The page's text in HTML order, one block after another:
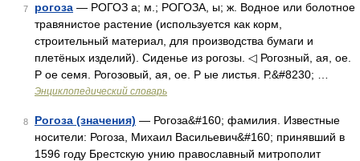
7 рогоза — РОГОЗ а; м.; РОГОЗА, ы; ж. Водное или болотное
травянистое растение (используется как корм,
строительный материал, для производства бумаги и
плетёных изделий). Сиденье из рогозы. ◁ Рогозный, ая, ое.
Р ое семя. Рогозовый, ая, ое. Р ые листья. Р.&#8230; …
Энциклопедический словарь
8 Рогоза (значения) — Рогоза&#160; фамилия. Известные
носители: Рогоза, Михаил Васильевич&#160; принявший в
1596 году Брестскую унию православный митрополит